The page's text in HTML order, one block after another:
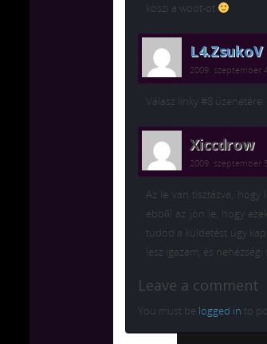
köszi a woot-ot
L4.ZsukoV
2009. szeptember
Válasz linky #8
Xiccdrow
2009. szeptember
Az le van tisztázva, hogy
ebből az jön le, hogy
tudod a küldetést úgy
lesz igazam, és
Leave a comment
You must be logged in to